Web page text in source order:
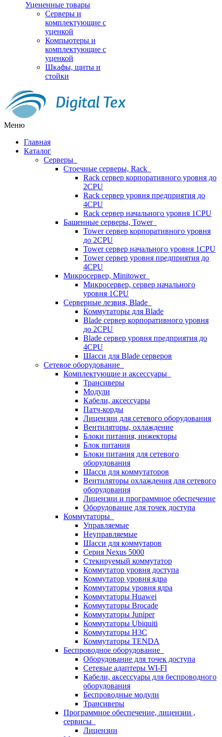
Уцененные товары
Серверы и
комплектующие с
уценкой
Компьютеры и
комплектующие с
уценкой
Шкафы, щиты и
стойки
Меню
Главная
Каталог
Серверы
Стоечные серверы, Rack
Rack сервер корпоративного уровня до
2CPU
Rack сервер уровня предприятия до
4CPU
Rack сервер начального уровня 1CPU
Башенные серверы, Tower
Tower сервер корпоративного уровня
до 2CPU
Tower сервер начального уровня 1CPU
Tower сервер уровня предприятия до
4CPU
Микросервер, Minitower
Микросервер, сервер начального
уровня 1CPU
Серверные лезвия, Blade
Коммутаторы для Blade
Blade сервер корпоративного уровня
до 2CPU
Blade сервер уровня предприятия до
4CPU
Шасси для Blade серверов
Сетевое оборудование
Комплектующие и аксессуары
Трансиверы
Модули
Кабели, аксессуары
Патч-корды
Лицензии для сетевого оборудования
Вентиляторы, охлаждение
Блоки питания, инжекторы
Блок питания
Блоки питания для сетевого
оборудования
Шасси для коммутаторов
Вентиляторы охлаждения для сетевого
оборудования
Лицензии и программное обеспечение
Оборудование для точек доступа
Коммутаторы
Управляемые
Неуправляемые
Шасси для коммутаров
Серия Nexus 5000
Стекируемый коммутатор
Коммутатор уровня доступа
Коммутатор уровня ядра
Коммутаторы уровня ядра
Коммутаторы Huawei
Коммутаторы Brocade
Коммутаторы Juniper
Коммутаторы Ubiquiti
Коммутаторы H3C
Коммутаторы TENDA
Беспроводное оборудование
Оборудование для точек доступа
Сетевые адаптеры WI-FI
Кабели, аксессуары для беспроводного
оборудования
Беспроводные модули
Трансиверы
Программное обеспечение, лицензии ,
сервисы
Лицензии